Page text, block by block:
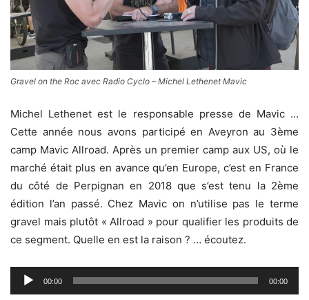
Gravel on the Roc avec Radio Cyclo – Michel Lethenet Mavic
Michel Lethenet est le responsable presse de Mavic …
Cette année nous avons participé en Aveyron au 3ème
camp Mavic Allroad. Après un premier camp aux US, où le
marché était plus en avance qu’en Europe, c’est en France
du côté de Perpignan en 2018 que s’est tenu la 2ème
édition l’an passé. Chez Mavic on n’utilise pas le terme
gravel mais plutôt « Allroad » pour qualifier les produits de
ce segment. Quelle en est la raison ? … écoutez.
Lecteur
audio
00:00 00:00